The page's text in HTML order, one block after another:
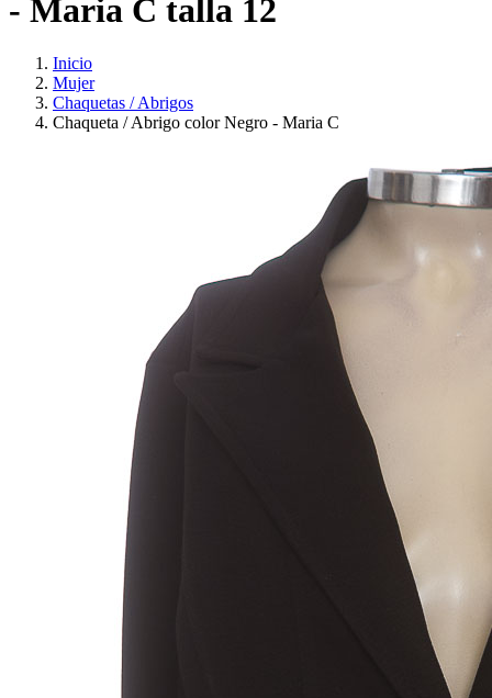
- Maria C talla 12
Inicio
Mujer
Chaquetas / Abrigos
Chaqueta / Abrigo color Negro - Maria C